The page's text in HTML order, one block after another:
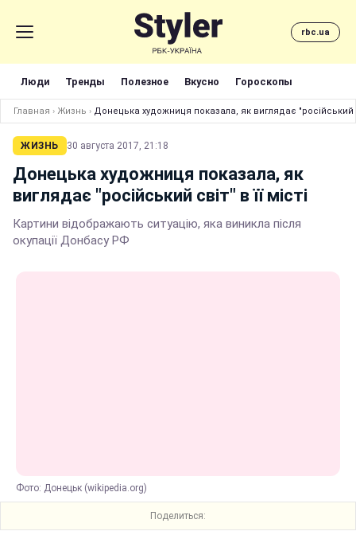
rbc.ua
Люди Тренды Полезное Вкусно Гороскопы
Главная › Жизнь › Донецька художниця показала, як виглядає "російський
ЖИЗНЬ 30 августа 2017, 21:18
Донецька художниця показала, як
виглядає "російський світ" в її місті
Картини відображають ситуацію, яка виникла після
окупації Донбасу РФ
Фото: Донецьк (wikipedia.org)
Поделиться: